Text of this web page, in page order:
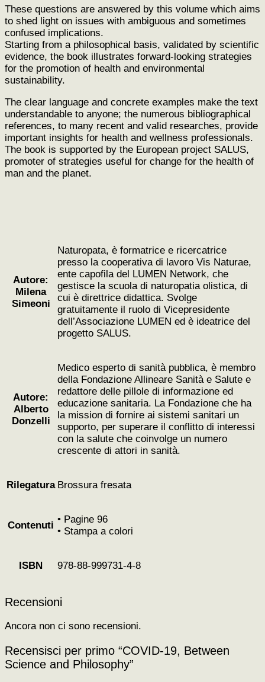
These questions are answered by this volume which aims
to shed light on issues with ambiguous and sometimes
confused implications.
Starting from a philosophical basis, validated by scientific
evidence, the book illustrates forward-looking strategies
for the promotion of health and environmental
sustainability.
The clear language and concrete examples make the text
understandable to anyone; the numerous bibliographical
references, to many recent and valid researches, provide
important insights for health and wellness professionals.
The book is supported by the European project SALUS,
promoter of strategies useful for change for the health of
man and the planet.
Autore:
Milena
Simeoni
Naturopata, è formatrice e ricercatrice
presso la cooperativa di lavoro Vis Naturae,
ente capofila del LUMEN Network, che
gestisce la scuola di naturopatia olistica, di
cui è direttrice didattica. Svolge
gratuitamente il ruolo di Vicepresidente
dell’Associazione LUMEN ed è ideatrice del
progetto SALUS.
Autore:
Alberto
Donzelli
Medico esperto di sanità pubblica, è membro
della Fondazione Allineare Sanità e Salute e
redattore delle pillole di informazione ed
educazione sanitaria. La Fondazione che ha
la mission di fornire ai sistemi sanitari un
supporto, per superare il conflitto di interessi
con la salute che coinvolge un numero
crescente di attori in sanità.
Rilegatura Brossura fresata
Contenuti
• Pagine 96
• Stampa a colori
ISBN 978-88-999731-4-8
Recensioni
Ancora non ci sono recensioni.
Recensisci per primo “COVID-19, Between
Science and Philosophy”